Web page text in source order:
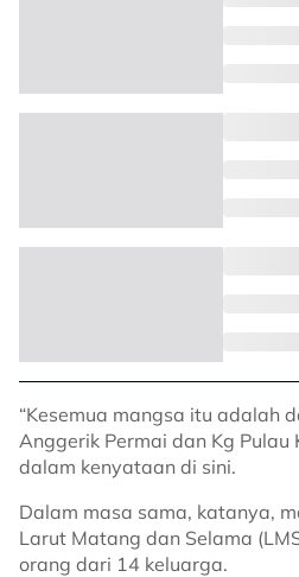
“Kesemua mangsa itu adalah
Anggerik Permai dan Kg Pulau
dalam kenyataan di sini.
Dalam masa sama, katanya,
Larut Matang dan Selama
orang dari 14 keluarga.